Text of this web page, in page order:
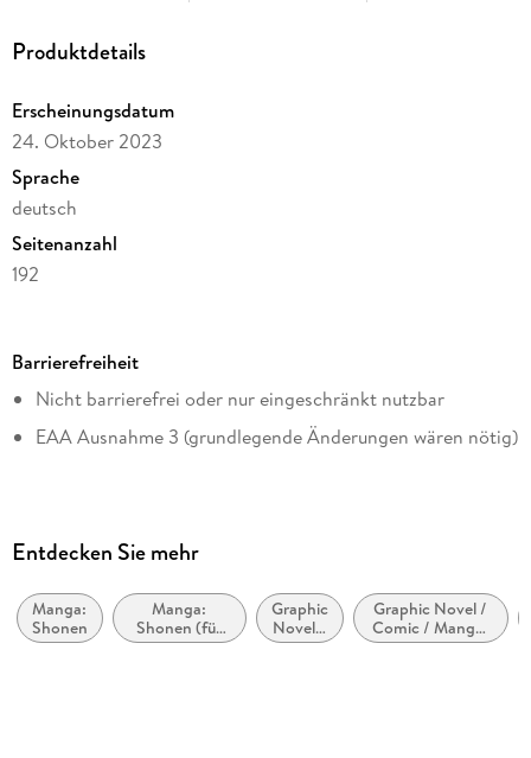
Badminton und Turnen!
Produktdetails
Erscheinungsdatum
24. Oktober 2023
Sprache
deutsch
Seitenanzahl
192
Altersempfehlung
von 12 bis 99 Jahren
Reihe
Kouji Miura
Antje Bockel
Verlag/Hersteller
Barrierefreiheit
Nicht barrierefrei oder nur eingeschränkt nutzbar
EAA Ausnahme 3 (grundlegende Änderungen wären nötig)
Entdecken Sie mehr
Manga:
Shonen
Manga:
Shonen (für
Jungen im
Graphic
Novel /
Comic
Graphic Novel /
Comic / Manga:
Schule,